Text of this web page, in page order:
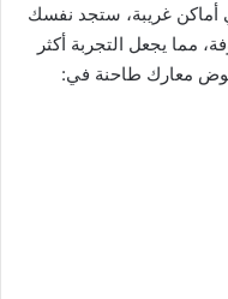
أماكن غريبة، ستجد نفسك
مما يجعل التجربة أكثر
خوض معارك طاحنة في: